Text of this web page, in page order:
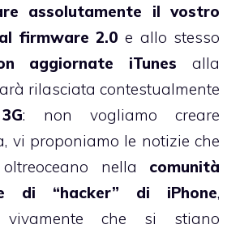
assolutamente il vostro
firmware 2.0 e allo stesso
aggiornate iTunes alla
rilasciata contestualmente
: non vogliamo creare
vi proponiamo le notizie che
nella comunità
di “hacker” di iPhone,
vivamente che si stiano